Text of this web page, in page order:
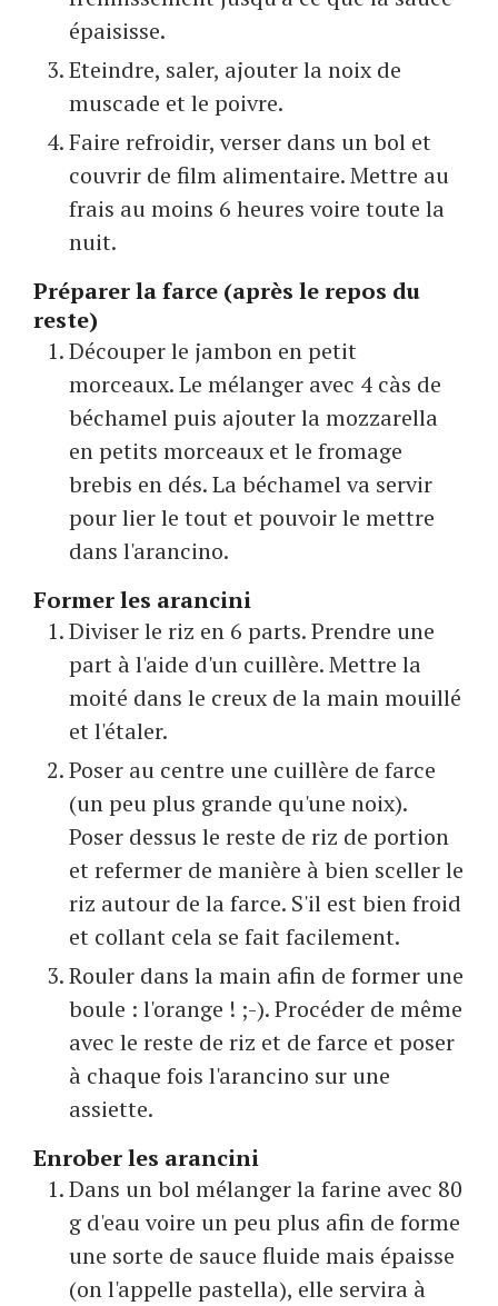
épaisisse.
Eteindre, saler, ajouter la noix de
muscade et le poivre.
Faire refroidir, verser dans un bol et
couvrir de film alimentaire. Mettre au
frais au moins 6 heures voire toute la
nuit.
Préparer la farce (après le repos du
reste)
Découper le jambon en petit
morceaux. Le mélanger avec 4 càs de
béchamel puis ajouter la mozzarella
en petits morceaux et le fromage
brebis en dés. La béchamel va servir
pour lier le tout et pouvoir le mettre
dans l'arancino.
Former les arancini
Diviser le riz en 6 parts. Prendre une
part à l'aide d'un cuillère. Mettre la
moité dans le creux de la main mouillé
et l'étaler.
Poser au centre une cuillère de farce
(un peu plus grande qu'une noix).
Poser dessus le reste de riz de portion
et refermer de manière à bien sceller le
riz autour de la farce. S'il est bien froid
et collant cela se fait facilement.
Rouler dans la main afin de former une
boule : l'orange ! ;-). Procéder de même
avec le reste de riz et de farce et poser
à chaque fois l'arancino sur une
assiette.
Enrober les arancini
Dans un bol mélanger la farine avec 80
g d'eau voire un peu plus afin de forme
une sorte de sauce fluide mais épaisse
(on l'appelle pastella), elle servira à